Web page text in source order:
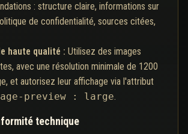
: structure claire, informations sur
de confidentialité, sources citées,
haute qualité : Utilisez des images
avec une résolution minimale de 1200
et autorisez leur affichage via l'attribut
preview : large.
technique